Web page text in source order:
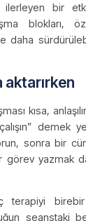
ilerleyen bir
blokları,
daha
aktarırken
kısa,
demek
sonra bir
görev yazmak
terapiyi
seanstaki